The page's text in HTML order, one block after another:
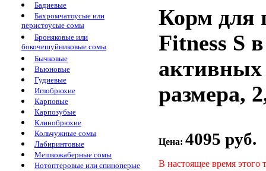
Бадиевые
Бахромчатоусые или
перистоусые сомы
Броняковые или
бокочешуйниковые сомы
Бычковые
Вьюновые
Гудиевые
Иглобрюхие
Карповые
Карпозубые
Клинобрюхие
Кольчужные сомы
Лабиринтовые
Мешкожаберные сомы
Нотоптеровые или спиноперые
Корм для
Fitness S
активных
размера,
Цена: 4095 руб.
В настоящее время этого